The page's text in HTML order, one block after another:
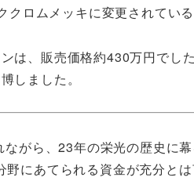
クロムメッキに変更されている
は、販売価格約430万円でし
しました。
がら、23年の栄光の歴史に
にあてられる資金が充分と